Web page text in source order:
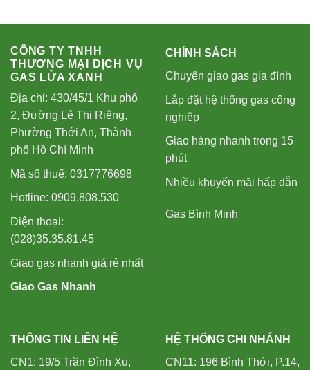
CÔNG TY TNHH
THƯƠNG MẠI DỊCH VỤ
GAS LỬA XANH
Địa chỉ: 430/45/1 Khu phố
2, Đường Lê Thị Riêng,
Phường Thới An, Thành
phố Hồ Chí Minh
Mã số thuế: 0317776698
Hotline: 0909.808.530
Điện thoại:
(028)35.35.81.45
Giao gas nhanh giá rẻ nhất
Giao Gas Nhanh
CHÍNH SÁCH
Chuyên giao gas gia đình
Lắp đặt hệ thống gas công
nghiệp
Giao hàng nhanh trong 15
phút
Nhiều khuyến mãi hấp dẫn
Gas Bình Minh
THÔNG TIN LIÊN HỆ
CN1: 19/5 Trần Đình Xu,
HỆ THỐNG CHI NHÁNH
CN11: 196 Bình Thới, P.14,